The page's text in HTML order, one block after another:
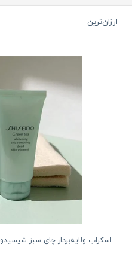
ارزان‌ترین
اسکراب ولایه‌بردار چای سبز شیسیدو SHISEIDO